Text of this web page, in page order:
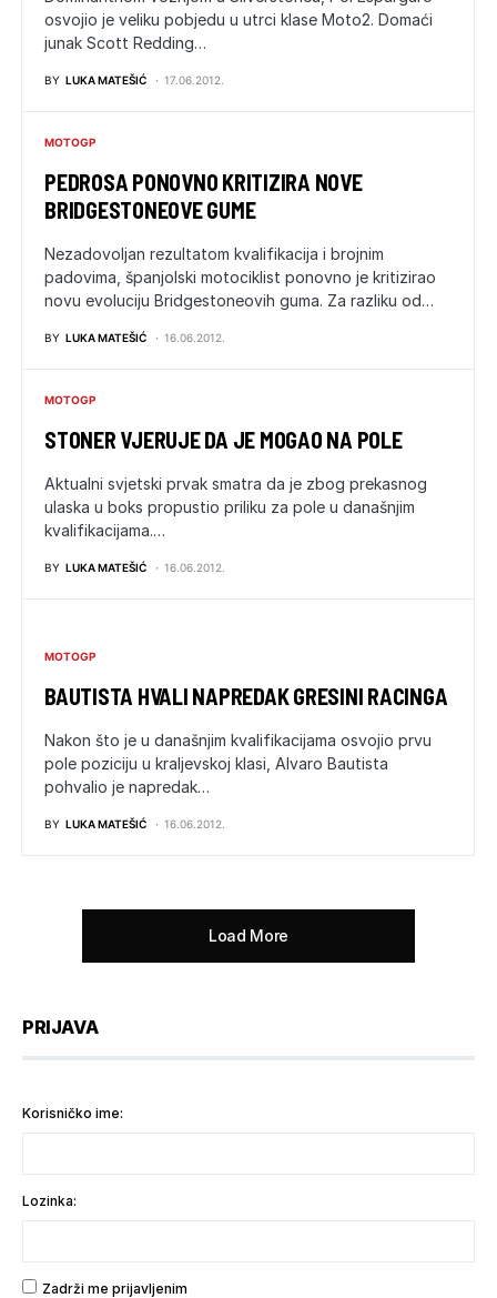
osvojio je veliku pobjedu u utrci klase Moto2. Domaći
junak Scott Redding…
BY LUKA MATEŠIĆ 17.06.2012.
MOTOGP
PEDROSA PONOVNO KRITIZIRA NOVE
BRIDGESTONEOVE GUME
Nezadovoljan rezultatom kvalifikacija i brojnim
padovima, španjolski motociklist ponovno je kritizirao
novu evoluciju Bridgestoneovih guma. Za razliku od…
BY LUKA MATEŠIĆ 16.06.2012.
MOTOGP
STONER VJERUJE DA JE MOGAO NA POLE
Aktualni svjetski prvak smatra da je zbog prekasnog
ulaska u boks propustio priliku za pole u današnjim
kvalifikacijama.…
BY LUKA MATEŠIĆ 16.06.2012.
MOTOGP
BAUTISTA HVALI NAPREDAK GRESINI RACINGA
Nakon što je u današnjim kvalifikacijama osvojio prvu
pole poziciju u kraljevskoj klasi, Alvaro Bautista
pohvalio je napredak…
BY LUKA MATEŠIĆ 16.06.2012.
Load More
PRIJAVA
Korisničko ime:
Lozinka:
Zadrži me prijavljenim